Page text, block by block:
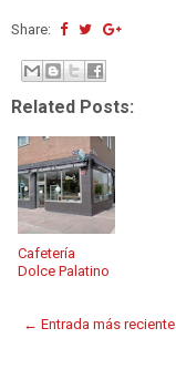
Share:
Related Posts:
Cafetería
Dolce Palatino
← Entrada más reciente